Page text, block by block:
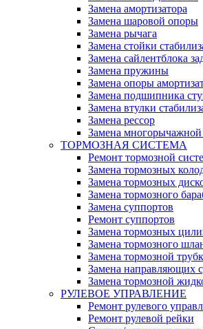
Замена амортизатора
Замена шаровой опоры
Замена рычага
Замена стойки
Замена сайлентблока
Замена пружины
Замена опоры
Замена подшипника
Замена втулки
Замена рессор
Замена многорычажной
ТОРМОЗНАЯ СИСТЕМА
Ремонт тормозной
Замена тормозных
Замена тормозных
Замена тормозного
Замена суппортов
Ремонт суппортов
Замена тормозных
Замена тормозного
Замена тормозной
Замена направляющих
Замена тормозной
РУЛЕВОЕ УПРАВЛЕНИЕ
Ремонт рулевого
Ремонт рулевой рейки